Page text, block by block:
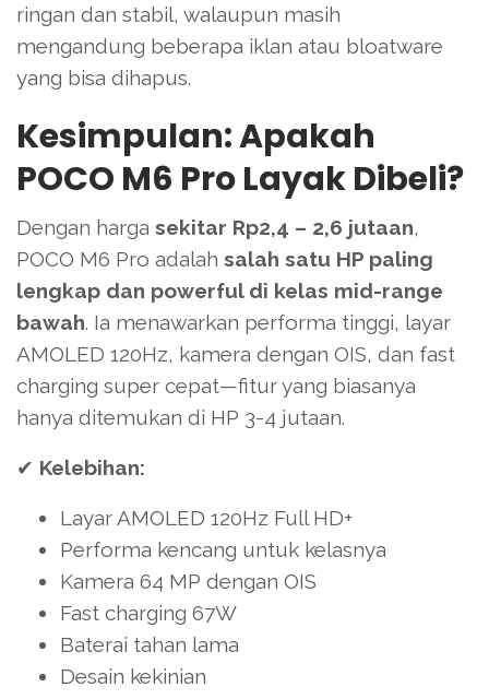
ringan dan stabil, walaupun masih
mengandung beberapa iklan atau bloatware
yang bisa dihapus.
Kesimpulan: Apakah
POCO M6 Pro Layak Dibeli?
Dengan harga sekitar Rp2,4 – 2,6 jutaan,
POCO M6 Pro adalah salah satu HP paling
lengkap dan powerful di kelas mid-range
bawah. Ia menawarkan performa tinggi, layar
AMOLED 120Hz, kamera dengan OIS, dan fast
charging super cepat—fitur yang biasanya
hanya ditemukan di HP 3-4 jutaan.
✔ Kelebihan:
Layar AMOLED 120Hz Full HD+
Performa kencang untuk kelasnya
Kamera 64 MP dengan OIS
Fast charging 67W
Baterai tahan lama
Desain kekinian